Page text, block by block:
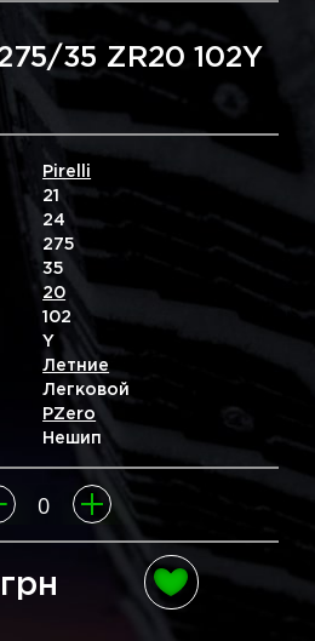
35 ZR20 102Y
Pirelli
21
24
275
35
20
102
Y
Летние
Легковой
PZero
Нешип